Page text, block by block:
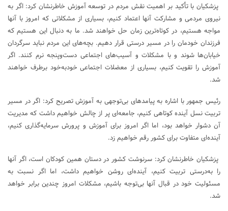
پزشکیان با تأکید بر اهمیت نقش مردم در توسعه آموزش خاطرنشان کرد: اگر به
نیروی مردمی و مشارکت آنها اعتماد کنیم، بسیاری از مشکلاتی که امروز با آنها
مواجه هستیم، در کوتاه‌ترین زمان حل خواهند شد. ما به دنبال این هستیم که
فرزندان خودمان را در مسیر درستی قرار دهیم. بچه‌های این مردم نباید سرگردان
خیابان‌ها شوند و با مشکلات و آسیب‌های اجتماعی دست‌وپنجه نرم کنند. اگر
آموزش را تقویت کنیم، بسیاری از معضلات اجتماعی خودبه‌خود برطرف خواهند
شد.
رئیس جمهور با اشاره به پیامدهای بی‌توجهی به آموزش تصریح کرد: اگر در مسیر
تربیت نسل آینده کوتاهی کنیم، جامعه‌ای پر از چالش خواهیم داشت که مدیریت
آن دشوار خواهد بود، اما اگر امروز برای آموزش و پرورش سرمایه‌گذاری کنیم،
آینده‌ای متفاوت برای کشور رقم خواهیم زد.
پزشکیان خاطرنشان کرد: سرنوشت کشور در دستان همین کودکان است، اگر آنها
را به‌درستی تربیت کنیم، آینده‌ای روشن خواهیم داشت، اما اگر نسبت به
مسئولیت خود در قبال آنها بی‌توجه باشیم، مشکلات امروز چندین برابر خواهد
شد.